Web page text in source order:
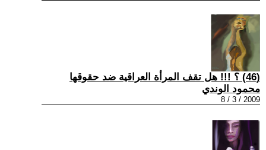
(46) ؟ !!! هل تقف المرأة العراقية ضد حقوقها
محمود الوندي
2009 / 3 / 8